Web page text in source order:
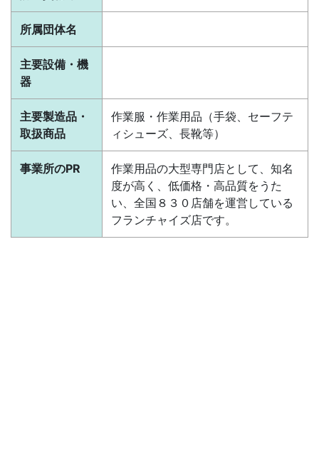
所属団体名
主要設備・機
器
主要製造品・
取扱商品
作業服・作業用品（手袋、セーフテ
ィシューズ、長靴等）
事業所のPR
作業用品の大型専門店として、知名
度が高く、低価格・高品質をうた
い、全国８３０店舗を運営している
フランチャイズ店です。